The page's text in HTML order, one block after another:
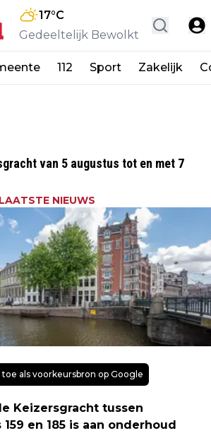
17°C
Gedeeltelijk Bewolkt
112 Sport Zakelijk
van 5 augustus tot en met 7
LAATSTE NIEUWS
als voorkeursbron op Google
Keizersgracht tussen
en 185 is aan onderhoud